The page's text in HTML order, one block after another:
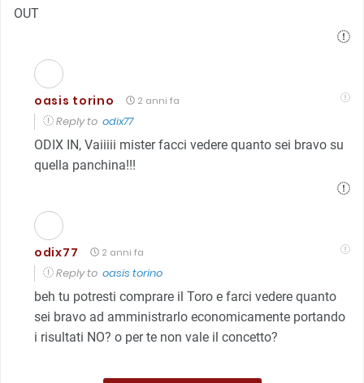
OUT
oasis torino 2 anni fa
Reply to odix77
ODIX IN, Vaiiiii mister facci vedere quanto sei bravo su
quella panchina!!!
odix77 2 anni fa
Reply to oasis torino
beh tu potresti comprare il Toro e farci vedere quanto
sei bravo ad amministrarlo economicamente portando
i risultati NO? o per te non vale il concetto?